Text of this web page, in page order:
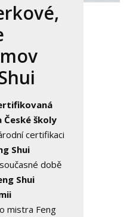
České školy
certifikaci
Shui
době
Shui
mistra Feng